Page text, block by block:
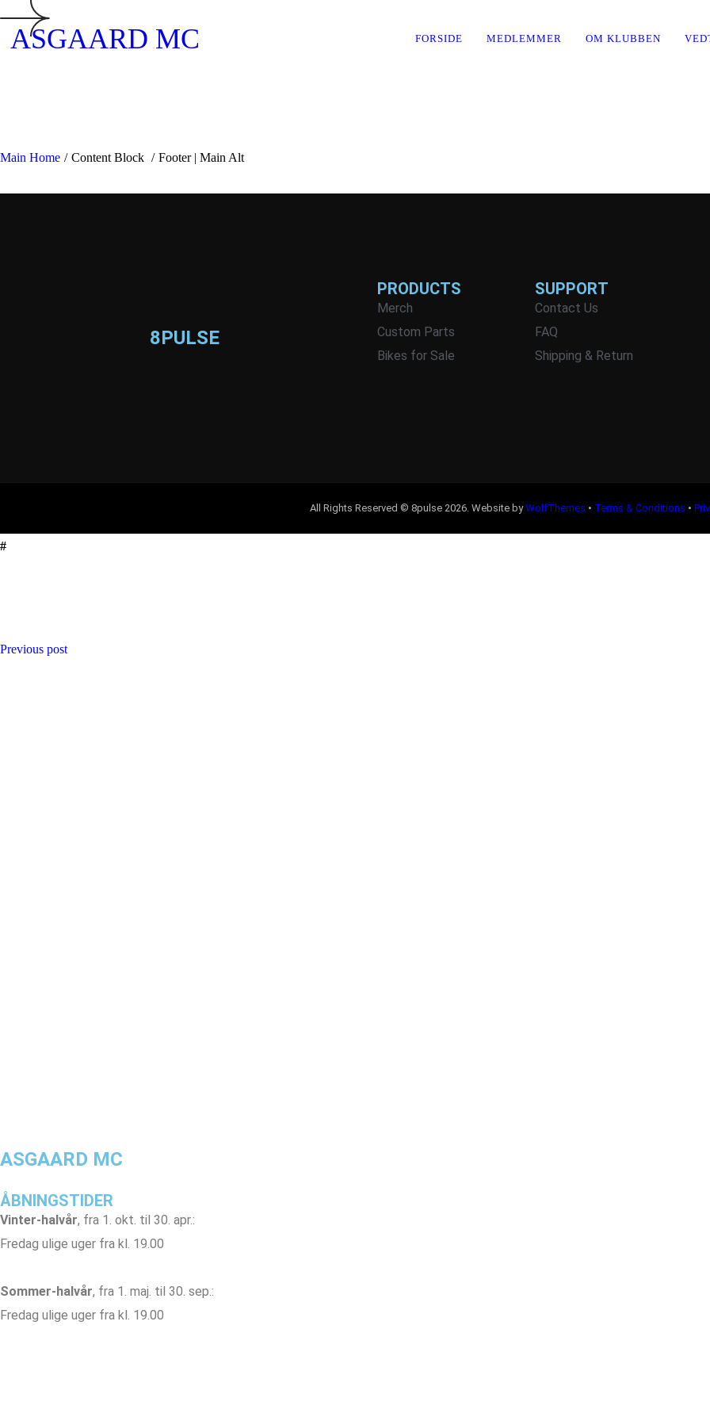
ASGAARD MC FORSIDE MEDLEMMER OM KLUBBEN
Main Home / Content Block / Footer | Main Alt
8PULSE
PRODUCTS
Merch
Custom Parts
Bikes for Sale
SUPPORT
Contact Us
FAQ
Shipping & Return
All Rights Reserved © 8pulse 2026. Website byWolfThemes • Terms & Conditions •
Previous post
ASGAARD MC
ÅBNINGSTIDER
Vinter-halvår, fra 1. okt. til 30. apr.:
Fredag ulige uger fra kl. 19.00
Sommer-halvår, fra 1. maj. til 30. sep.:
Fredag ulige uger fra kl. 19.00